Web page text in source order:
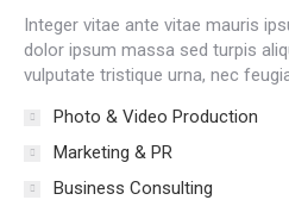
Integer vitae ante vitae mauris
dolor ipsum massa sed turpis
vulputate tristique urna, nec
Photo & Video Production
Marketing & PR
Business Consulting